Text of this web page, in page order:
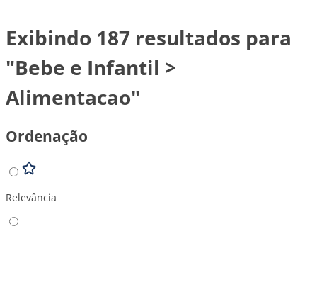
Exibindo 187 resultados para
"Bebe e Infantil >
Alimentacao"
Ordenação
Relevância